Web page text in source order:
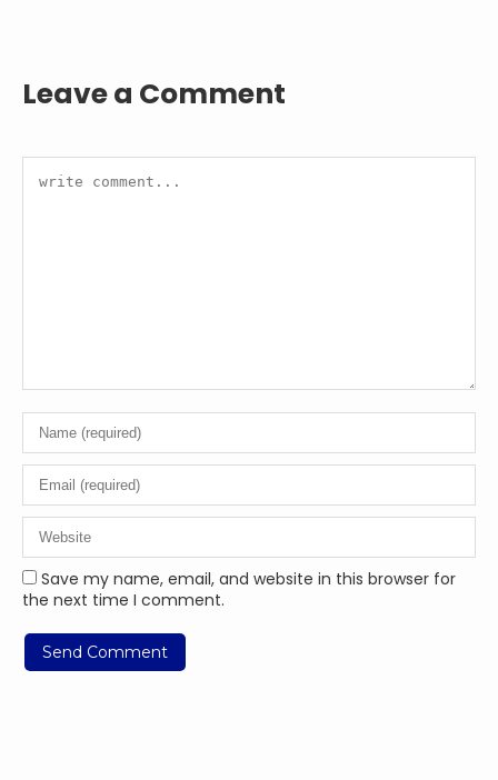
Leave a Comment
Save my name, email, and website in this browser for
the next time I comment.